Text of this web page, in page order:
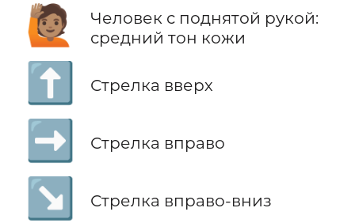
🙋🏽
Человек с поднятой рукой:
средний тон кожи
⬆️ Стрелка вверх
➡️ Стрелка вправо
↘️ Стрелка вправо-вниз